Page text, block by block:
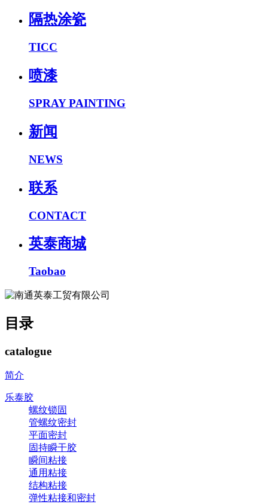
隔热涂瓷
TICC
喷漆
SPRAY PAINTING
新闻
NEWS
联系
CONTACT
英泰商城
Taobao
目录
catalogue
简介
乐泰胶
螺纹锁固
管螺纹密封
平面密封
固持瞬干胶
瞬间粘接
通用粘接
结构粘接
弹性粘接和密封